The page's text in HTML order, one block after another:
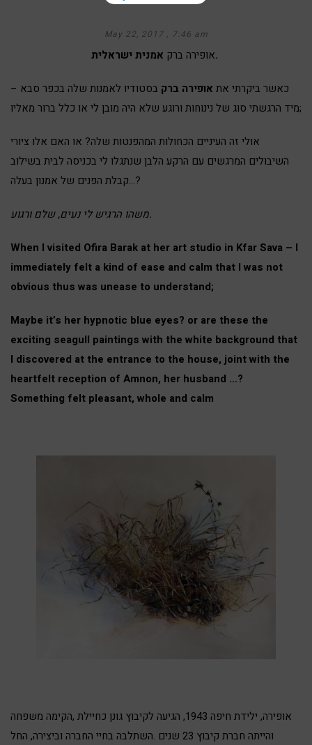
May 22, 2017 7:46 am
אופירה ברקאמנית ישראלית.
כאשר ביקרתי את אופירה ברק בסטודיו לאמנות שלה בכפר סבא –
מיד הרגשתי סוג של נינוחות ורוגע שלא היה מובן לי או כלל ברור מאליו;
אולי זה העיניים הכחולות המהפנטות שלה? או האם אלו ציורי
השיבולים המרגשים עם הרקע הלבן שנתגלו לי בכניסה לבית בשילוב
קבלת הפנים של אמנון בעלה…?
משהו הרגיש לי נעים, שלם ורגוע.
When I visited Ofira Barak at her art studio in Kfar Sava – I
immediately felt a kind of ease and calm that I was not
obvious thus was unease to understand;
Maybe it’s her hypnotic blue eyes? or are these the
exciting seagull paintings with the white background that
I discovered at the entrance to the house, joint with the
heartfelt reception of Amnon, her husband …?
Something felt pleasant, whole and calm
אופירה, ילידת חיפה 1943, הגיעה לקיבוץ גונן כחיילת ,הקימה משפחה
והייתה חברת קיבוץ 23 שנים .השתלבה בחיי החברה וביצירה, החל